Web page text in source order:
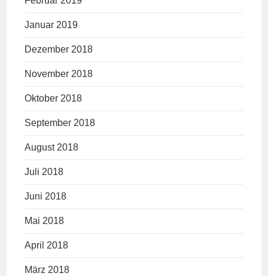
Januar 2019
Dezember 2018
November 2018
Oktober 2018
September 2018
August 2018
Juli 2018
Juni 2018
Mai 2018
April 2018
März 2018